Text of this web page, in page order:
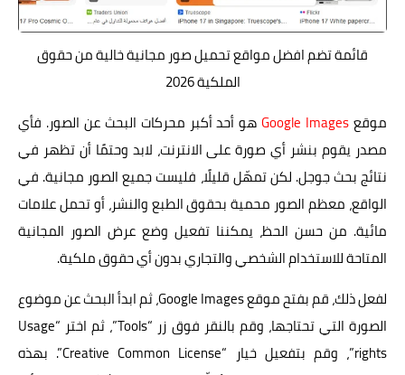
قائمة تضم افضل مواقع تحميل صور مجانية خالية من حقوق
الملكية 2026
موقعGoogle Imagesهو أحد أكبر محركات البحث عن الصور. فأي
مصدر يقوم بنشر أي صورة على الانترنت، لابد وحتمًا أن تظهر في
نتائج بحث جوجل. لكن تمهّل قليلًا، فليست جميع الصور مجانية. في
الواقع، معظم الصور محمية بحقوق الطبع والنشر، أو تحمل علامات
مائية. من حسن الحظ، يمكننا تفعيل وضع عرض الصور المجانية
المتاحة للاستخدام الشخصي والتجاري بدون أي حقوق ملكية.
لفعل ذلك، قم بفتح موقع Google Images، ثم ابدأ البحث عن موضوع
الصورة التي تحتاجها، وقم بالنقر فوق زر “Tools”، ثم اختر “Usage
rights”، وقم بتفعيل خيار “Creative Common License”. بهذه